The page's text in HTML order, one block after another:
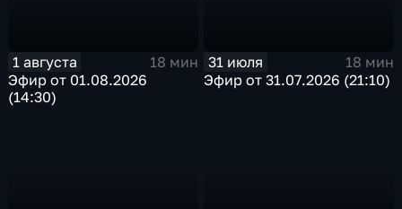
1 августа
18 мин
Эфир от 01.08.2026
(14:30)
31 июля
18 мин
Эфир от 31.07.2026 (21:10)